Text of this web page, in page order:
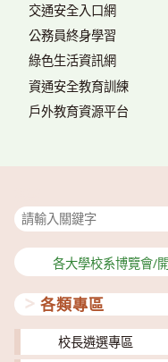
交通安全入口網
公務員終身學習
綠色生活資訊網
資通安全教育訓練
戶外教育資源平台
分
類
各類專區
校長遴選專區